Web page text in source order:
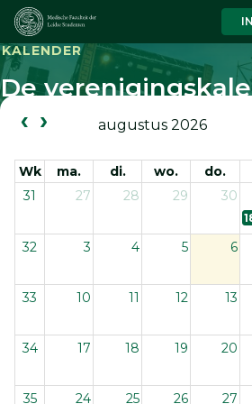
KALENDER
De
augustus 2026
Wk ma. di. wo. do.
31
27 28 29 30
32 3 4 5 6
33 10 11 12 13
34 17 18 19 20
35 24 25 26 27